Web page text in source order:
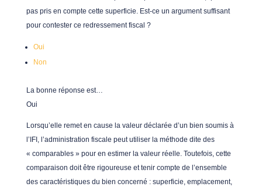
pas pris en compte cette superficie. Est-ce un argument suffisant
pour contester ce redressement fiscal ?
Oui
Non
La bonne réponse est…
Oui
Lorsqu’elle remet en cause la valeur déclarée d’un bien soumis à
l’IFI, l’administration fiscale peut utiliser la méthode dite des
« comparables » pour en estimer la valeur réelle. Toutefois, cette
comparaison doit être rigoureuse et tenir compte de l’ensemble
des caractéristiques du bien concerné : superficie, emplacement,